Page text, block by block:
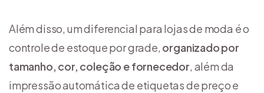
Além disso, um diferencial para lojas de moda é o
controle de estoque por grade, organizado por
tamanho, cor, coleção e fornecedor, além da
impressão automática de etiquetas de preço e